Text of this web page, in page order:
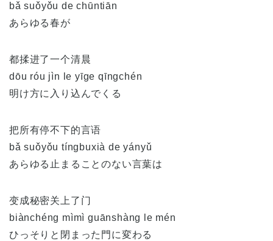
bǎ suǒyǒu de chūntiān
あらゆる春が
都揉进了一个清晨
dōu róu jìn le yīge qīngchén
明け方に入り込んでくる
把所有停不下的言语
bǎ suǒyǒu tíngbuxià de yányǔ
あらゆる止まることのない言葉は
变成秘密关上了门
biànchéng mìmì guānshàng le mén
ひっそりと閉まった門に変わる